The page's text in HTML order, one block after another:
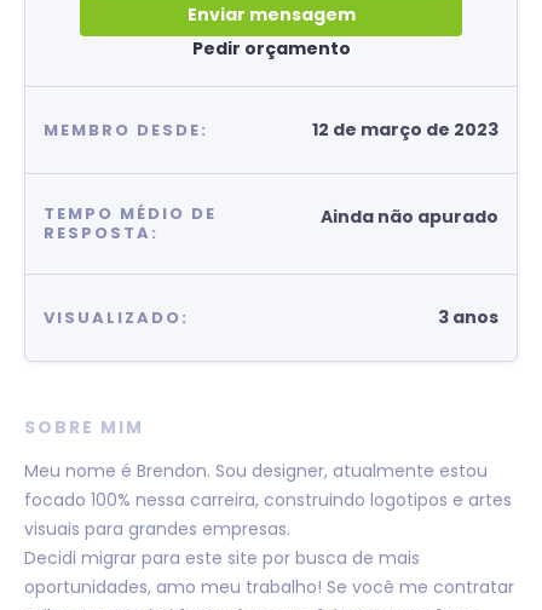
Enviar mensagem
Pedir orçamento
MEMBRO DESDE: 12 de março de 2023
TEMPO MÉDIO DE
RESPOSTA:
Ainda não apurado
VISUALIZADO: 3 anos
SOBRE MIM
Meu nome é Brendon. Sou designer, atualmente estou
focado 100% nessa carreira, construindo logotipos e artes
visuais para grandes empresas.
Decidi migrar para este site por busca de mais
oportunidades, amo meu trabalho! Se você me contratar